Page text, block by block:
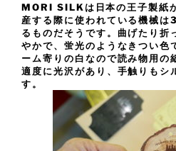
MORI SILKは日本の王子製紙
産する際に使われている機械
るものだそうです。曲げたり折
やかで、蛍光のようなきつい色
ーム寄りの白なので読み物用の
適度に光沢があり、手触りもシ
す。